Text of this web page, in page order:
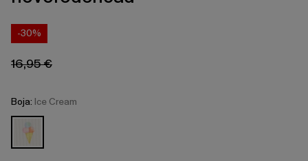
-30%
16,95 €
Boja: Ice Cream